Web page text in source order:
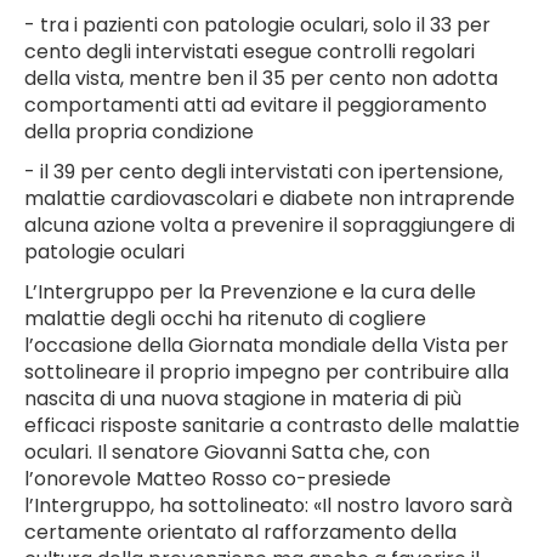
- tra i pazienti con patologie oculari, solo il 33 per
cento degli intervistati esegue controlli regolari
della vista, mentre ben il 35 per cento non adotta
comportamenti atti ad evitare il peggioramento
della propria condizione
- il 39 per cento degli intervistati con ipertensione,
malattie cardiovascolari e diabete non intraprende
alcuna azione volta a prevenire il sopraggiungere di
patologie oculari
L’Intergruppo per la Prevenzione e la cura delle
malattie degli occhi ha ritenuto di cogliere
l’occasione della Giornata mondiale della Vista per
sottolineare il proprio impegno per contribuire alla
nascita di una nuova stagione in materia di più
efficaci risposte sanitarie a contrasto delle malattie
oculari. Il senatore Giovanni Satta che, con
l’onorevole Matteo Rosso co-presiede
l’Intergruppo, ha sottolineato: «Il nostro lavoro sarà
certamente orientato al rafforzamento della